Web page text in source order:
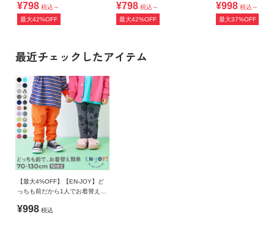
¥798 税込～
最大42%OFF
¥798 税込～
最大42%OFF
¥998 税込～
最大37%OFF
最近チェックしたアイテム
【最大4%OFF】【EN-JOY】ど
っちも前だから1人でお着替え
¥998 税込